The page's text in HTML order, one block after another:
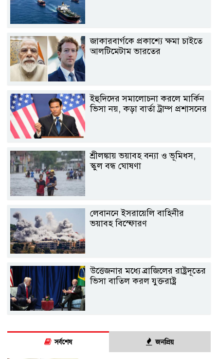
জাকারবার্গকে প্রকাশ্যে ক্ষমা চাইতে
আলটিমেটাম ভারতের
ইহুদিদের সমালোচনা করলে মার্কিন
ভিসা নয়, কড়া বার্তা ট্রাম্প প্রশাসনের
শ্রীলঙ্কায় ভয়াবহ বন্যা ও ভূমিধস,
স্কুল বন্ধ ঘোষণা
লেবাননে ইসরায়েলি বাহিনীর
ভয়াবহ বিস্ফোরণ
উত্তেজনার মধ্যে ব্রাজিলের রাষ্ট্রদূতের
ভিসা বাতিল করল যুক্তরাষ্ট্র
সর্বশেষ জনপ্রিয়